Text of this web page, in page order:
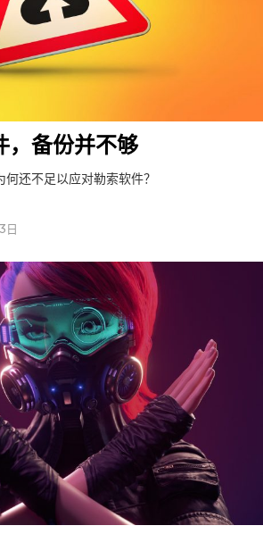
，备份并不够
还不足以应对勒索软件？
日